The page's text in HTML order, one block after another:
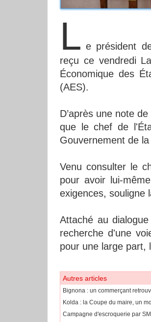
L e président
reçu ce vendredi
Économique des
(AES).
D’après une note
que le chef de
Gouvernement de
Venu consulter le
pour avoir lui-
exigences, souligne
Attaché au
recherche d'une
pour une large part,
Autres articles
Bignona : un commerçant
Kolda : la Coupe du maire, un
Campagne d'escroquerie par